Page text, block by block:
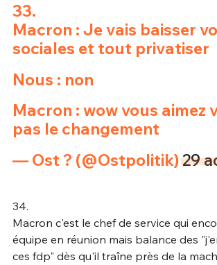
33.
Macron : Je vais baisser
sociales et tout privatiser
Nous : non
Macron : wow vous aimez
pas le changement
— Ost ?️ (@Ostpolitik)29
34.
Macron c'est le chef de service qui
équipe en réunion mais balance des
ces fdp" dès qu'il traîne près de la